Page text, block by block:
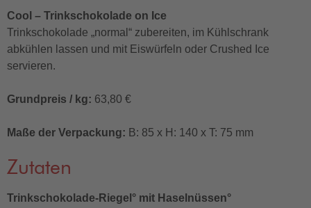
Cool – Trinkschokolade on Ice
Trinkschokolade „normal“ zubereiten, im Kühlschrank
abkühlen lassen und mit Eiswürfeln oder Crushed Ice
servieren.
Grundpreis / kg: 63,80 €
Maße der Verpackung: B: 85 x H: 140 x T: 75 mm
Zutaten
Trinkschokolade-Riegel° mit Haselnüssen°